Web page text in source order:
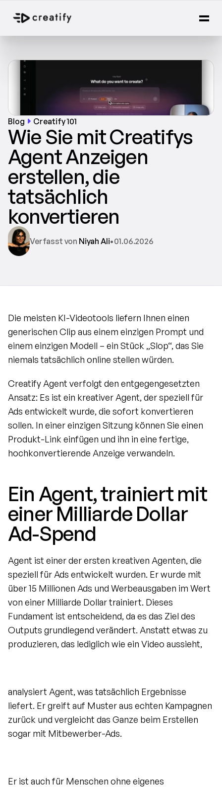
Blog Creatify 101
Wie Sie mit Creatifys
Agent Anzeigen
erstellen, die
tatsächlich
konvertieren
Verfasst von Niyah Ali•01.06.2026
Die meisten KI-Videotools liefern Ihnen einen
generischen Clip aus einem einzigen Prompt und
einem einzigen Modell – ein Stück „Slop“, das Sie
niemals tatsächlich online stellen würden.
Creatify Agent verfolgt den entgegengesetzten
Ansatz: Es ist ein kreativer Agent, der speziell für
Ads entwickelt wurde, die sofort konvertieren
sollen. In einer einzigen Sitzung können Sie einen
Produkt-Link einfügen und ihn in eine fertige,
hochkonvertierende Anzeige verwandeln.
Ein Agent, trainiert mit
einer Milliarde Dollar
Ad-Spend
Agent ist einer der ersten kreativen Agenten, die
speziell für Ads entwickelt wurden. Er wurde mit
über 15 Millionen Ads und Werbeausgaben im Wert
von einer Milliarde Dollar trainiert. Dieses
Fundament ist entscheidend, da es das Ziel des
Outputs grundlegend verändert. Anstatt etwas zu
produzieren, das lediglich wie ein Video aussieht,
analysiert Agent, was tatsächlich Ergebnisse
liefert. Er greift auf Muster aus echten Kampagnen
zurück und vergleicht das Ganze beim Erstellen
sogar mit Mitbewerber-Ads.
Er ist auch für Menschen ohne eigenes